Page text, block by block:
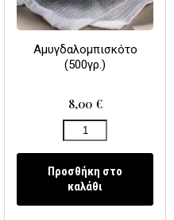
Αμυγδαλομπισκότο
(500γρ.)
8,00 €
Προσθήκη στο
καλάθι